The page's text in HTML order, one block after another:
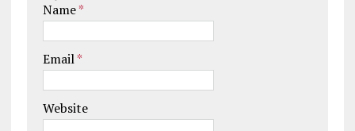
Name*
Email*
Website